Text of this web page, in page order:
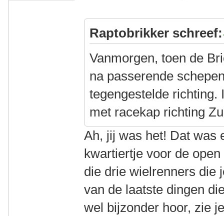
Raptobrikker schreef:
Vanmorgen, toen de
na passerende
tegengestelde richting.
met racekap richting
Ah, jij was het! Dat was
kwartiertje voor de
die drie wielrenners die
van de laatste dingen
wel bijzonder hoor, zie